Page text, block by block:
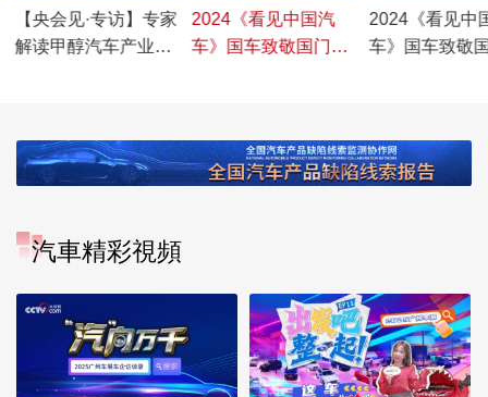
【央会见·专访】专家
解读甲醇汽车产业：
2024《看见中国汽
车》国车致敬国门专
2024《看见中
车》国车致敬
汽車精彩視頻